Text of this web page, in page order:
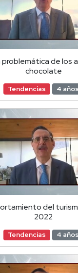
problemática de los
chocolate
Tendencias 4 años
del
2022
Tendencias 4 años